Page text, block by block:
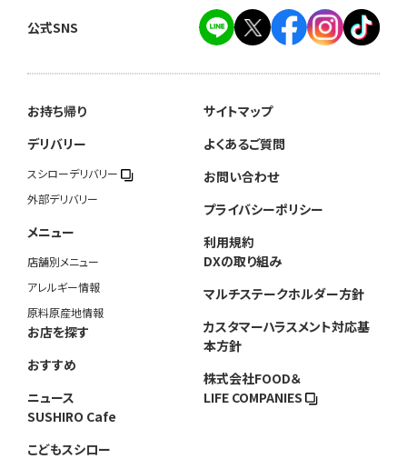
公式SNS
お持ち帰り
デリバリー
スシローデリバリー
外部デリバリー
メニュー
店舗別メニュー
アレルギー情報
原料原産地情報
お店を探す
おすすめ
ニュース
SUSHIRO Cafe
こどもスシロー
サイトマップ
よくあるご質問
お問い合わせ
プライバシーポリシー
利用規約
DXの取り組み
マルチステークホルダー方針
カスタマーハラスメント対応基
本方針
株式会社FOOD＆
LIFE COMPANIES